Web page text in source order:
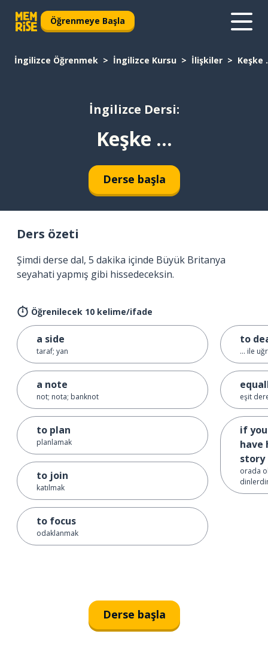
Öğrenmeye Başla
İngilizce Öğrenmek İngilizce Kursu İlişkiler Keşke
İngilizce Dersi:
Keşke ...
Derse başla
Ders özeti
Şimdi derse dal, 5 dakika içinde Büyük Britanya
seyahati yapmış gibi hissedeceksin.
Öğrenilecek 10 kelime/ifade
a side
taraf; yan
a note
not; nota; banknot
to plan
planlamak
to join
katılmak
to focus
odaklanmak
to
... ile
eşit
if
have
story
orada
Derse başla